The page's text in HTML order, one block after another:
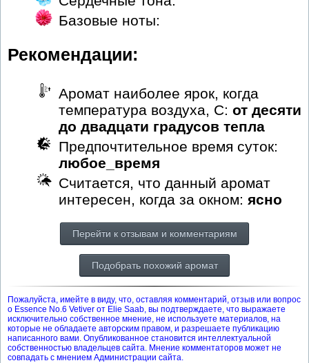
Базовые ноты:
Рекомендации:
Аромат наиболее ярок, когда
температура воздуха, С: от десяти
до двадцати градусов тепла
Предпочтительное время суток:
любое_время
Считается, что данный аромат
интересен, когда за окном: ясно
Перейти к отзывам и комментариям
Подобрать похожий аромат
Пожалуйста, имейте в виду, что, оставляя комментарий, отзыв или вопрос
о Essence No.6 Vetiver от Elie Saab, вы подтверждаете, что выражаете
исключительно собственное мнение, не используете материалов, на
которые не обладаете авторским правом, и разрешаете публикацию
написанного вами. Опубликованное становится интеллектуальной
собственностью владельцев сайта. Мнение комментаторов может не
совпадать с мнением Администрации сайта.